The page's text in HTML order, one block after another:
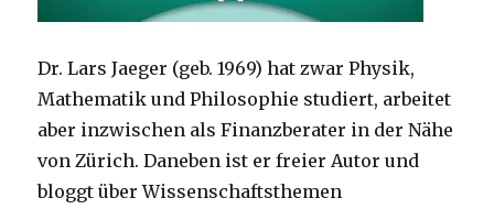
Dr. Lars Jaeger (geb. 1969) hat zwar Physik,
Mathematik und Philosophie studiert, arbeitet
aber inzwischen als Finanzberater in der Nähe
von Zürich. Daneben ist er freier Autor und
bloggt über Wissenschaftsthemen